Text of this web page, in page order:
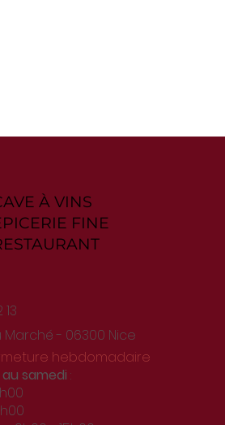
À VINS
FINE
Marché - 06300 Nice
13
hebdomadaire
samedi :